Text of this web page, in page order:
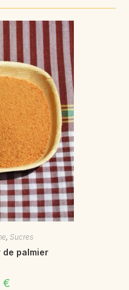
, Sucres
palmier
€